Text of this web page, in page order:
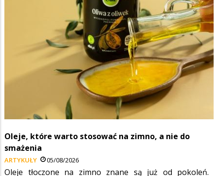
Oleje, które warto stosować na zimno, a nie do
smażenia
ARTYKUŁY 05/08/2026
Oleje tłoczone na zimno znane są już od pokoleń.